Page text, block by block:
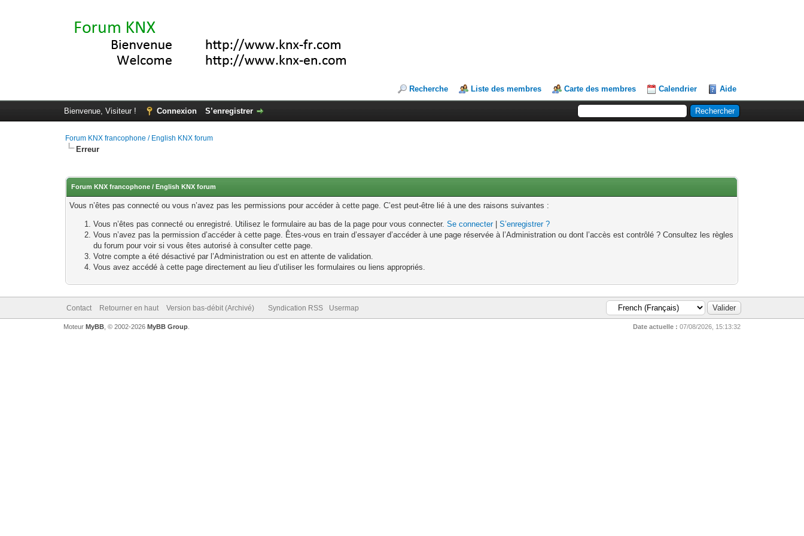
Recherche Liste des membres Carte des membres Calendrier Aide
Bienvenue, Visiteur ! Connexion S’enregistrer
Forum KNX francophone / English KNX forum
Erreur
Forum KNX francophone / English KNX forum
Vous n’êtes pas connecté ou vous n’avez pas les permissions pour accéder à cette page. C’est peut-être lié à une des raisons suivantes :
Vous n’êtes pas connecté ou enregistré. Utilisez le formulaire au bas de la page pour vous connecter.Se connecter|S’enregistrer ?
Vous n’avez pas la permission d’accéder à cette page. Êtes-vous en train d’essayer d’accéder à une page réservée à l’Administration ou dont l’accès est contrôlé ? Consultez les règles
du forum pour voir si vous êtes autorisé à consulter cette page.
Votre compte a été désactivé par l’Administration ou est en attente de validation.
Vous avez accédé à cette page directement au lieu d’utiliser les formulaires ou liens appropriés.
Contact Retourner en haut Version bas-débit (Archivé) Syndication RSS Usermap
Date actuelle : 07/08/2026, 15:13:32
Moteur MyBB, © 2002-2026 MyBB Group.